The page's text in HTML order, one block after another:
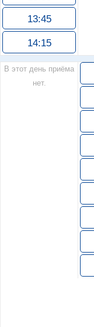
13:45
14:15
В этот день приёма
нет.